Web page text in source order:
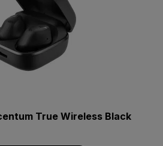
True Wireless Black